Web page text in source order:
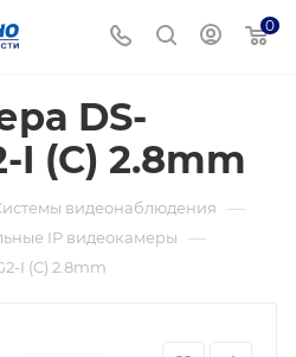
0
DS-
I (C) 2.8mm
видеонаблюдения —
IP видеокамеры —
I (C) 2.8mm